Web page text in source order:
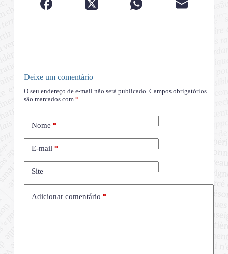
Deixe um comentário
O seu endereço de e-mail não será publicado. Campos obrigatórios
são marcados com *
Nome*
E-mail*
Site
Adicionar comentário *